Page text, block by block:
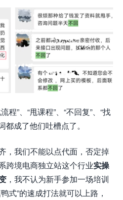
程”、“甩课程”、“不回复”、“找
都成了他们吐槽点了。
，我们不能以点代面，否定掉
跨境电商独立站这个行业实操
，我不认为新手参加一场培训
式”的速成打法就可以上路，